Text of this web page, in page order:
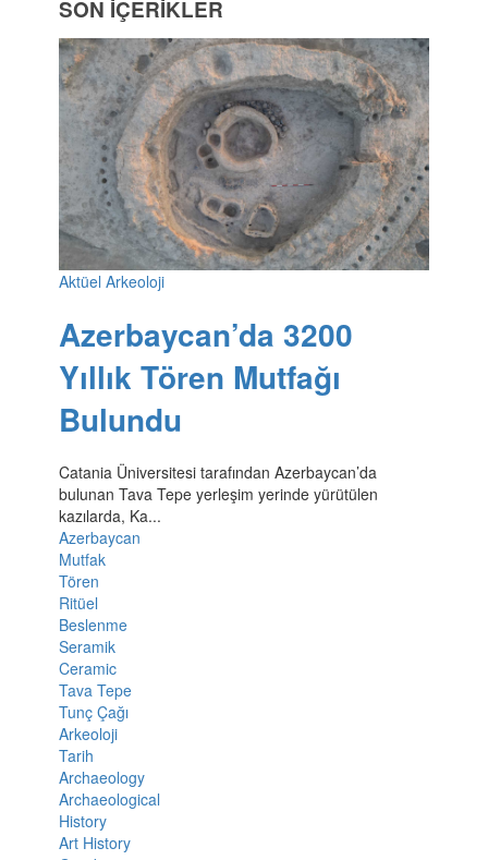
SON İÇERİKLER
Aktüel Arkeoloji
Azerbaycan’da 3200
Yıllık Tören Mutfağı
Bulundu
Catania Üniversitesi tarafından Azerbaycan’da
bulunan Tava Tepe yerleşim yerinde yürütülen
kazılarda, Ka...
Azerbaycan
Mutfak
Tören
Ritüel
Beslenme
Seramik
Ceramic
Tava Tepe
Tunç Çağı
Arkeoloji
Tarih
Archaeology
Archaeological
History
Art History